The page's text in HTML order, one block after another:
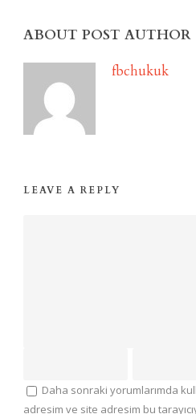
ABOUT POST AUTHOR
fbchukuk
LEAVE A REPLY
Daha sonraki yorumlarımda
adresim ve site adresim bu